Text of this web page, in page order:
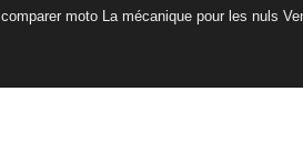
comparer moto La mécanique pour les nuls